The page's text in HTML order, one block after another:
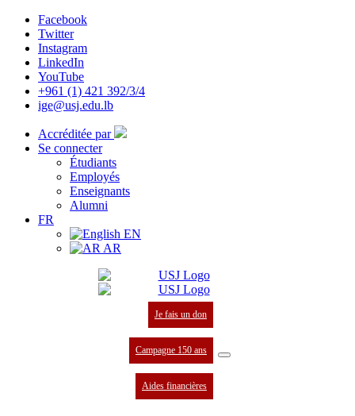
Facebook
Twitter
Instagram
LinkedIn
YouTube
+961 (1) 421 392/3/4
ige@usj.edu.lb
Accréditée par
Se connecter
Étudiants
Employés
Enseignants
Alumni
FR
EN
AR
Je fais un don
Campagne 150 ans
Aides financières